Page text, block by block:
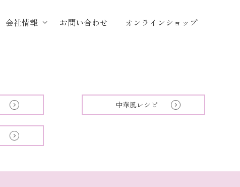
会社情報 お問い合わせ オンラインショップ
中華風レシピ